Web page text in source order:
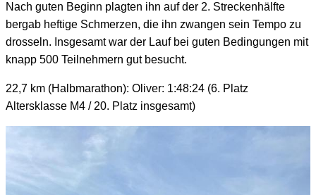
Nach guten Beginn plagten ihn auf der 2. Streckenhälfte
bergab heftige Schmerzen, die ihn zwangen sein Tempo zu
drosseln. Insgesamt war der Lauf bei guten Bedingungen mit
knapp 500 Teilnehmern gut besucht.
22,7 km (Halbmarathon): Oliver: 1:48:24 (6. Platz
Altersklasse M4 / 20. Platz insgesamt)